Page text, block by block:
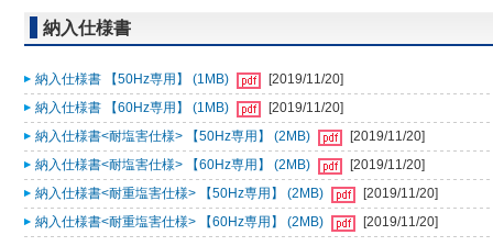
納入仕様書
納入仕様書 【50Hz専用】 (1MB)
[2019/11/20]
納入仕様書 【60Hz専用】 (1MB)
[2019/11/20]
納入仕様書<耐塩害仕様> 【50Hz専用】 (2MB)
[2019/11/20]
納入仕様書<耐塩害仕様> 【60Hz専用】 (2MB)
[2019/11/20]
納入仕様書<耐重塩害仕様> 【50Hz専用】 (2MB)
[2019/11/20]
納入仕様書<耐重塩害仕様> 【60Hz専用】 (2MB)
[2019/11/20]